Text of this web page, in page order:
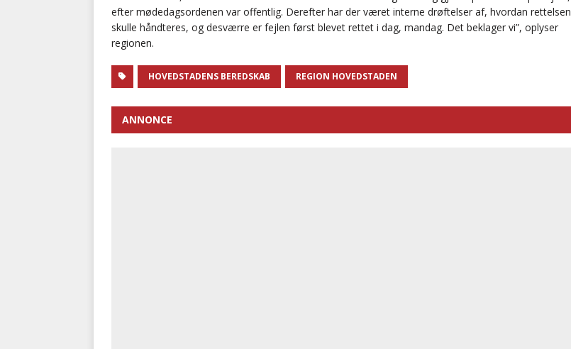
efter mødedagsordenen var offentlig. Derefter har der været interne drøftelser af, hvordan rettelsen
skulle håndteres, og desværre er fejlen først blevet rettet i dag, mandag. Det beklager vi”, oplyser
regionen.
HOVEDSTADENS BEREDSKAB REGION HOVEDSTADEN
ANNONCE